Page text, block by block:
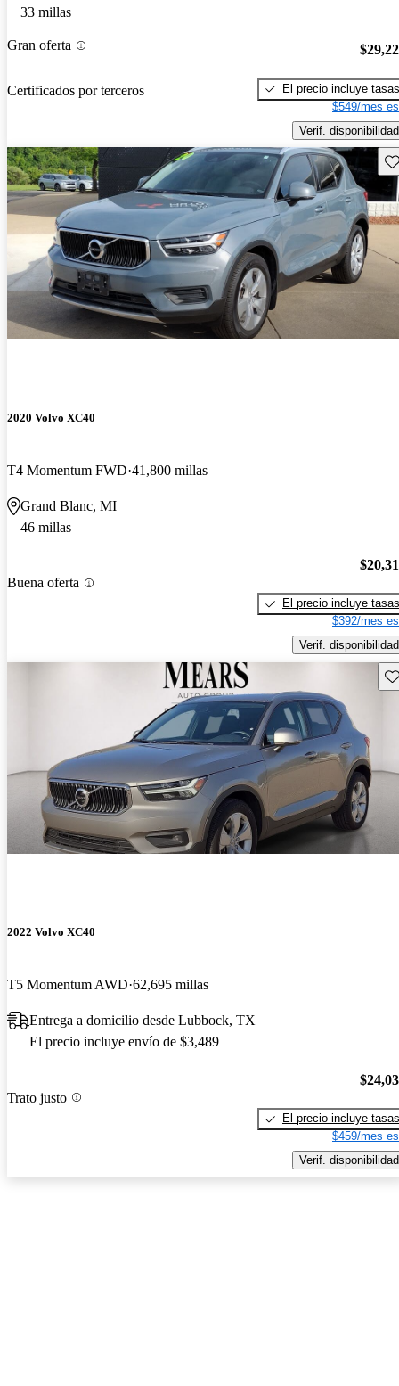
33 millas
Gran oferta
Certificados por terceros
El precio incluye tasas
$549/mes
Verif. disponibilidad
2020 Volvo XC40
T4 Momentum FWD 41,800 millas
Grand Blanc, MI
46 millas
Buena oferta
El precio incluye tasas
$392/mes
Verif. disponibilidad
2022 Volvo XC40
T5 Momentum AWD 62,695 millas
Entrega a domicilio desde Lubbock, TX
El precio incluye envío de $3,489
Trato justo
El precio incluye tasas
$459/mes
Verif. disponibilidad